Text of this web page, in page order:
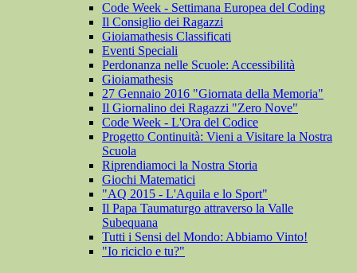
Code Week - Settimana Europea del Coding
Il Consiglio dei Ragazzi
Gioiamathesis Classificati
Eventi Speciali
Perdonanza nelle Scuole: Accessibilità
Gioiamathesis
27 Gennaio 2016 "Giornata della Memoria"
Il Giornalino dei Ragazzi "Zero Nove"
Code Week - L'Ora del Codice
Progetto Continuità: Vieni a Visitare la Nostra
Scuola
Riprendiamoci la Nostra Storia
Giochi Matematici
"AQ 2015 - L'Aquila e lo Sport"
Il Papa Taumaturgo attraverso la Valle
Subequana
Tutti i Sensi del Mondo: Abbiamo Vinto!
"Io riciclo e tu?"